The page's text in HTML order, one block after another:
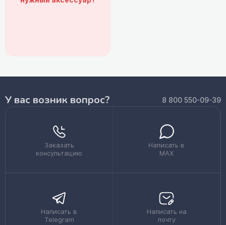
У вас возник вопрос? 8 800 550-09-39
Заказать
консультацию
Написать в
MAX
Написать в
Telegram
Написать на
почту